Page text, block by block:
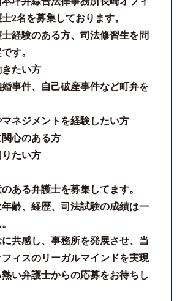
2名を募集しております。
経験のある方、司法修習生を問
す。
たい方
事件、自己破産事件など町弁を
ネジメントを経験したい方
心のある方
たい方
ある弁護士を募集してます。
齢、経歴、司法試験の成績は一
共感し、事務所を発展させ、当
ィスのリーガルマインドを実現
い弁護士からの応募をお待ちし